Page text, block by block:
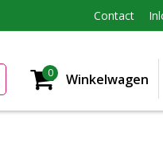
Contact
0 Winkelwagen